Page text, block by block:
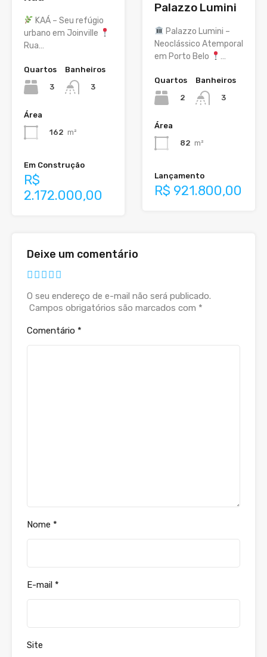
KAÁ – Seu refúgio
urbano em Joinville
Rua…
Quartos
3
Banheiros
3
Área
162 m²
Em Construção
R$
2.172.000,00
Palazzo Lumini
Palazzo Lumini –
Neoclássico Atemporal
em Porto Belo
…
Quartos
2
Banheiros
3
Área
82 m²
Lançamento
R$ 921.800,00
Deixe um comentário
O seu endereço de e-mail não será publicado.
Campos obrigatórios são marcados com *
Comentário *
Nome *
E-mail *
Site